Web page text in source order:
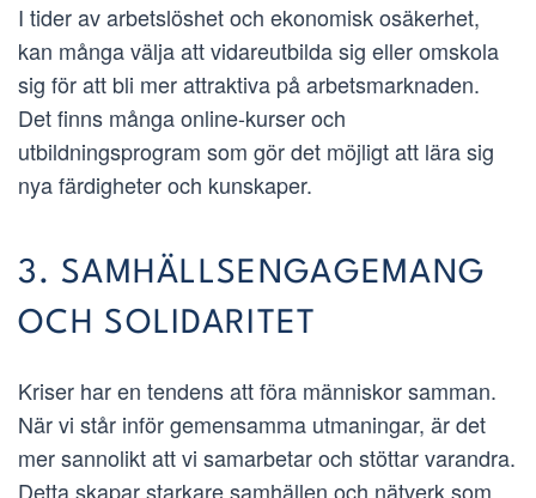
I tider av arbetslöshet och ekonomisk osäkerhet,
kan många välja att vidareutbilda sig eller omskola
sig för att bli mer attraktiva på arbetsmarknaden.
Det finns många online-kurser och
utbildningsprogram som gör det möjligt att lära sig
nya färdigheter och kunskaper.
3. SAMHÄLLSENGAGEMANG
OCH SOLIDARITET
Kriser har en tendens att föra människor samman.
När vi står inför gemensamma utmaningar, är det
mer sannolikt att vi samarbetar och stöttar varandra.
Detta skapar starkare samhällen och nätverk som